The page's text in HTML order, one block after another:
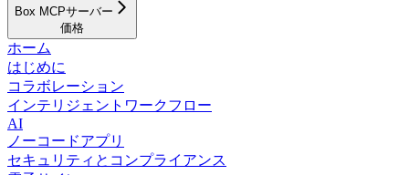
Box MCPサーバー
価格
ホーム
はじめに
コラボレーション
インテリジェントワークフロー
AI
ノーコードアプリ
セキュリティとコンプライアンス